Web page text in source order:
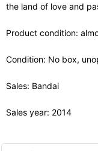
the land of love and
Product condition:
Condition: No box,
Sales: Bandai
Sales year: 2014